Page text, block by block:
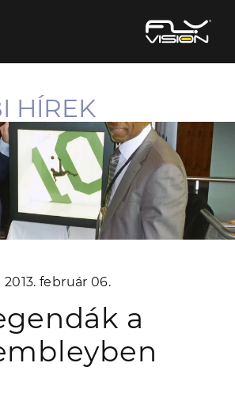
HÍREK
2013. február 06.
a